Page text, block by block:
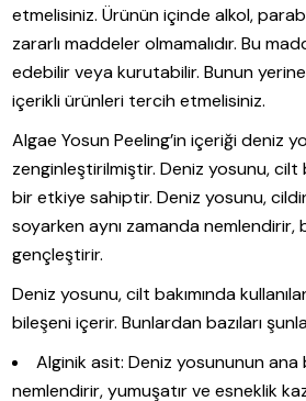
etmelisiniz. Ürünün içinde alkol,
zararlı maddeler olmamalıdır. Bu
edebilir veya kurutabilir. Bunun
içerikli ürünleri tercih etmelisiniz.
Algae Yosun Peeling’in içeriği deniz
zenginleştirilmiştir. Deniz yosunu, cilt
bir etkiye sahiptir. Deniz yosunu,
soyarken aynı zamanda nemlendirir,
gençleştirir.
Deniz yosunu, cilt bakımında
bileşeni içerir. Bunlardan bazıları
Alginik asit: Deniz yosununun ana
nemlendirir, yumuşatır ve esneklik